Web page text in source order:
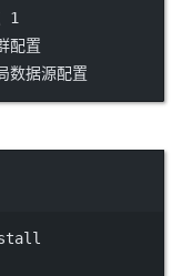
1
置
据源配置